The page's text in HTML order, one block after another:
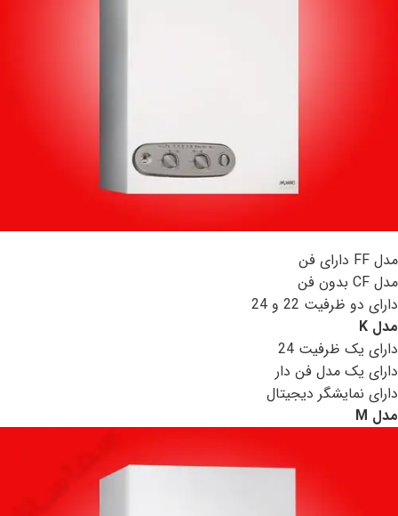
مدل FF دارای فن
مدل CF بدون فن
دارای دو ظرفیت 22 و 24
مدل K
دارای یک ظرفیت 24
دارای یک مدل فن دار
دارای نمایشگر دیجیتال
مدل M